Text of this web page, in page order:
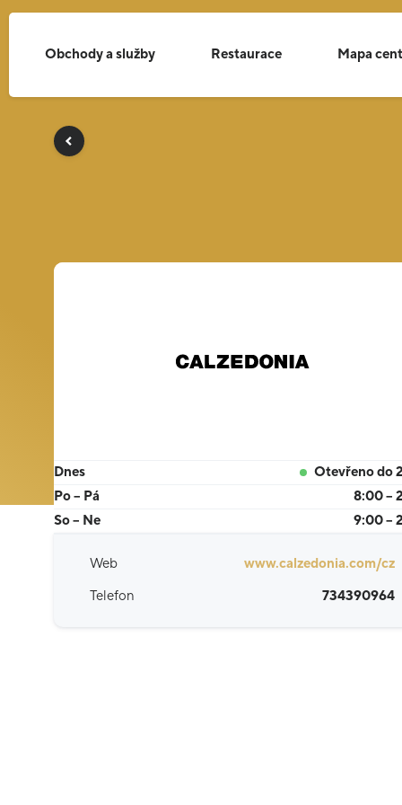
Obchody a služby Restaurace Mapa
Dnes
Otevřeno do
Po – Pá
8:00 –
So – Ne
9:00 –
Web
www.calzedonia.com/cz
Telefon
734390964